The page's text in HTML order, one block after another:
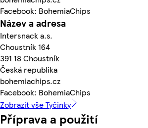
Facebook: BohemiaChips
Název a adresa
Intersnack a.s.
Choustník 164
391 18 Choustník
Česká republika
bohemiachips.cz
Facebook: BohemiaChips
Zobrazit vše Tyčinky
Příprava a použití